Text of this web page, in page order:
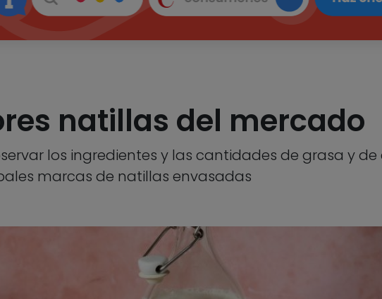
natillas del mercado
los ingredientes y las cantidades de grasa y de
marcas de natillas envasadas